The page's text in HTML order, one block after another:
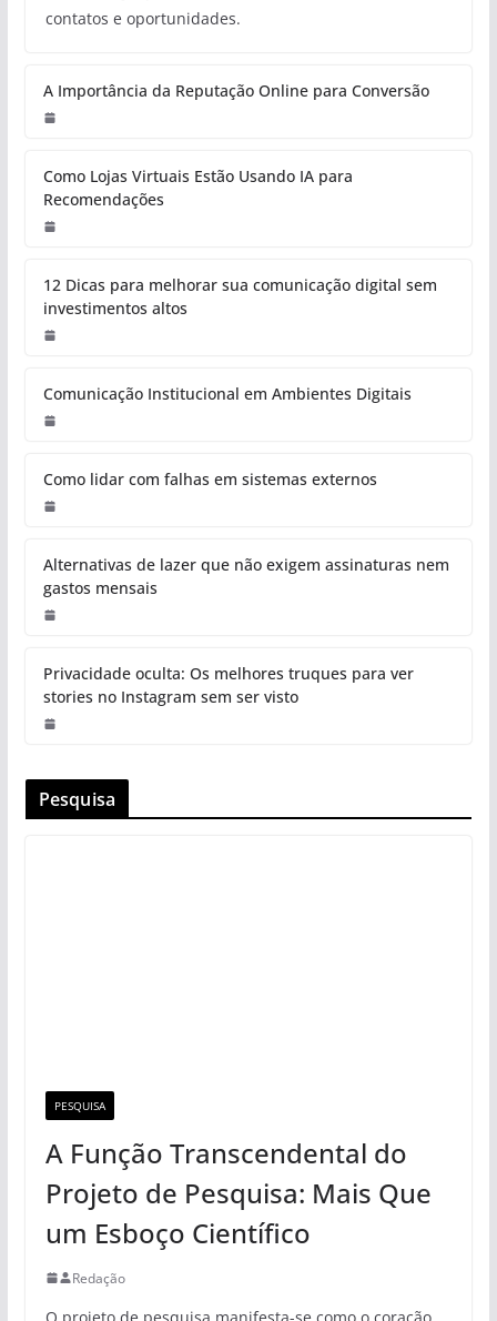
contatos e oportunidades.
A Importância da Reputação Online para Conversão
Como Lojas Virtuais Estão Usando IA para
Recomendações
12 Dicas para melhorar sua comunicação digital sem
investimentos altos
Comunicação Institucional em Ambientes Digitais
Como lidar com falhas em sistemas externos
Alternativas de lazer que não exigem assinaturas nem
gastos mensais
Privacidade oculta: Os melhores truques para ver
stories no Instagram sem ser visto
Pesquisa
PESQUISA
A Função Transcendental do
Projeto de Pesquisa: Mais Que
um Esboço Científico
Redação